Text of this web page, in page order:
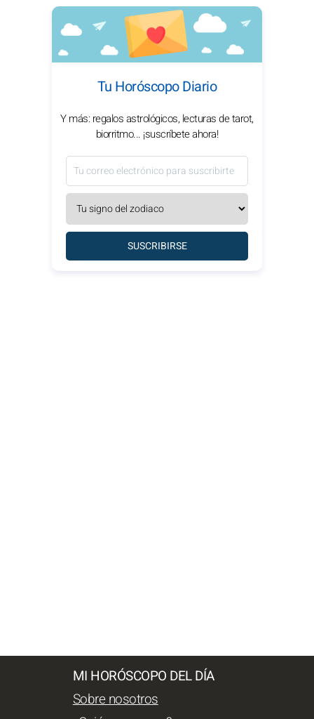
Tu Horóscopo Diario
Y más: regalos astrológicos, lecturas de tarot,
biorritmo... ¡suscríbete ahora!
SUSCRIBIRSE
MI HORÓSCOPO DEL DÍA
Sobre nosotros